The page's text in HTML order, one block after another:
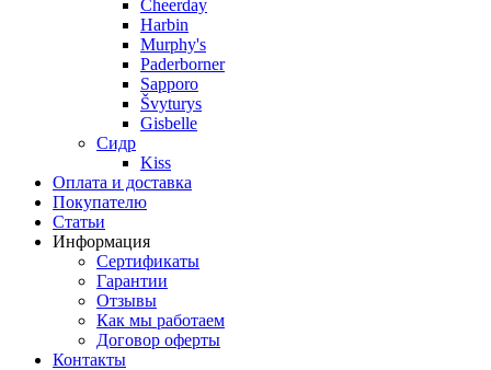
Cheerday
Harbin
Murphy's
Paderborner
Sapporo
Švyturys
Gisbelle
Сидр
Kiss
Оплата и доставка
Покупателю
Статьи
Информация
Сертификаты
Гарантии
Отзывы
Как мы работаем
Договор оферты
Контакты